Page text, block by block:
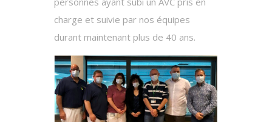
charge et suivie par nos équipes
durant maintenant plus de 40 ans.